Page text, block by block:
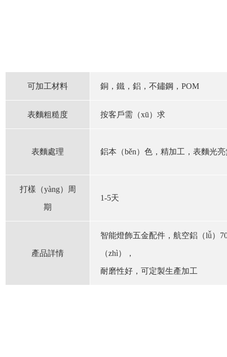
可加工材料 銅，鐵，鋁，不鏽鋼，POM
表麵粗糙度 按客戶需（xū）求
表麵處理 鋁本（běn）色，精加工，表麵光
打樣（yàng） 周
期
1-5天
產品詳情
智能燈飾五金配件，航空鋁（lǚ）
（zhì），
耐磨性好，可定製生產加工